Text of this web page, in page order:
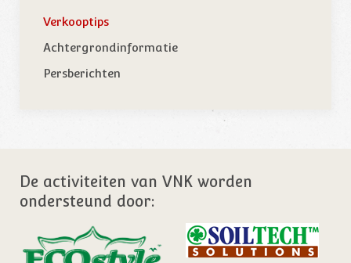
Verkooptips
Achtergrondinformatie
Persberichten
De activiteiten van VNK worden
ondersteund door: